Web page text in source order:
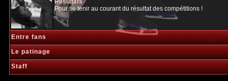
Résultats
Pour se tenir au courant du résultat des compétitions !
Entre fans
Le patinage
Staff